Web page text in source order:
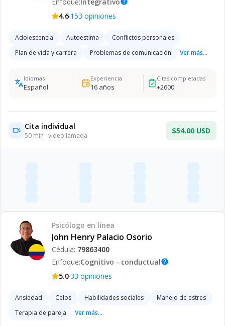
help
4.6·153 opiniones
Adolescencia Autoestima
Conflictos personales
Plan de vida y carrera
Problemas de comunicación Ver más...
Idiomas
Español
Experiencia
16años
Citas completadas
+2600
Cita individual
50 min · videollamada
$54.00 USD
Psicólogo en línea
John Henry Palacio Osorio
Cédula: 79863400
Enfoque:Cognitivo - conductualhelp
5.0·33 opiniones
Ansiedad Celos Habilidades sociales
Manejo de estres
Terapia de pareja
Ver más...